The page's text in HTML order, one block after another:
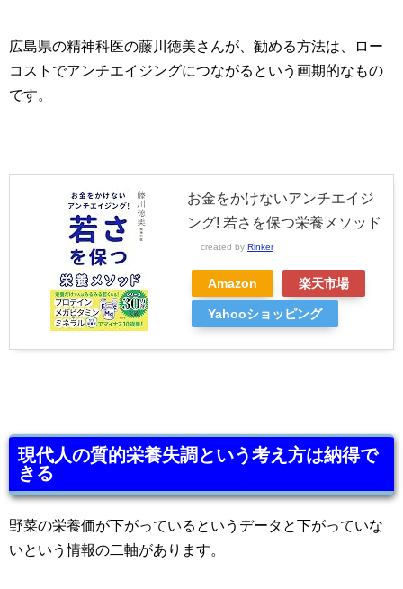
広島県の精神科医の藤川徳美さんが、勧める方法は、ロー
コストでアンチエイジングにつながるという画期的なもの
です。
お金をかけないアンチエイジ
ング! 若さを保つ栄養メソッド
created by Rinker
Amazon 楽天市場
Yahooショッピング
現代人の質的栄養失調という考え方は納得で
きる
野菜の栄養価が下がっているというデータと下がっていな
いという情報の二軸があります。